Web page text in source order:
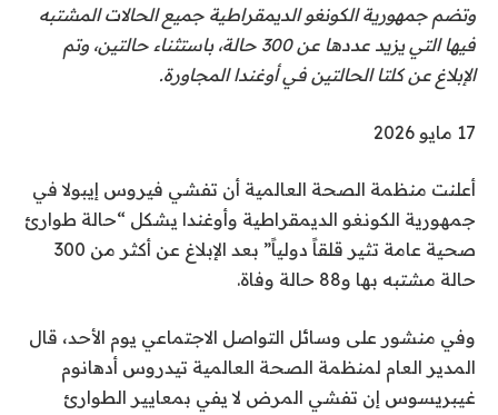
وتضم جمهورية الكونغو الديمقراطية جميع الحالات المشتبه
فيها التي يزيد عددها عن 300 حالة، باستثناء حالتين، وتم
الإبلاغ عن كلتا الحالتين في أوغندا المجاورة.
نُ
ر
ت
ف
ي
7
م
ا
17 مايو 2026
أعلنت منظمة الصحة العالمية أن تفشي فيروس إيبولا في
جمهورية الكونغو الديمقراطية وأوغندا يشكل “حالة طوارئ
صحية عامة تثير قلقاً دولياً” بعد الإبلاغ عن أكثر من 300
حالة مشتبه بها و88 حالة وفاة.
وفي منشور على وسائل التواصل الاجتماعي يوم الأحد، قال
المدير العام لمنظمة الصحة العالمية تيدروس أدهانوم
غيبريسوس إن تفشي المرض لا يفي بمعايير الطوارئ